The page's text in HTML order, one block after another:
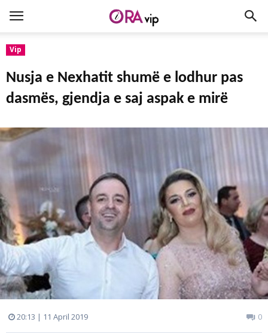
Vip
Nusja e Nexhatit shumë e lodhur pas
dasmës, gjendja e saj aspak e mirë
20:13 | 11 April 2019 0